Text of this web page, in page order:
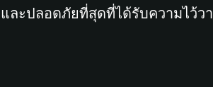
ละปลอดภัยที่สุดที่ได้รับความไว้ว